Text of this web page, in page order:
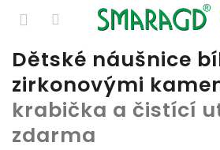
Přejít
obsah
Dětské náušnice
zirkonovými
krabička a čistící
zdarma